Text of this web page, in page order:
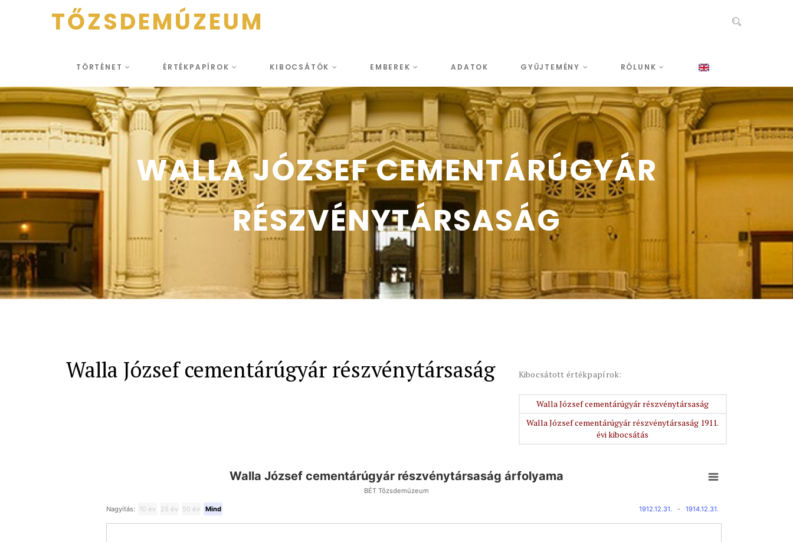
TŐZSDEMÚZEUM
TÖRTÉNET ÉRTÉKPAPÍROK KIBOCSÁTÓK EMBEREK ADATOK GYŰJTEMÉNY RÓLUNK
WALLA JÓZSEF CEMENTÁRÚGYÁR
RÉSZVÉNYTÁRSASÁG
Walla József cementárúgyár részvénytársaság Kibocsátott értékpapírok:
Walla József cementárúgyár részvénytársaság
Walla József cementárúgyár részvénytársaság 1911.
évi kibocsátás
Walla József cementárúgyár részvénytársaság árfolyama
BÉT Tőzsdemúzeum
Nagyítás: 10 év 25 év 50 év Mind 1912.12.31. - 1914.12.31.